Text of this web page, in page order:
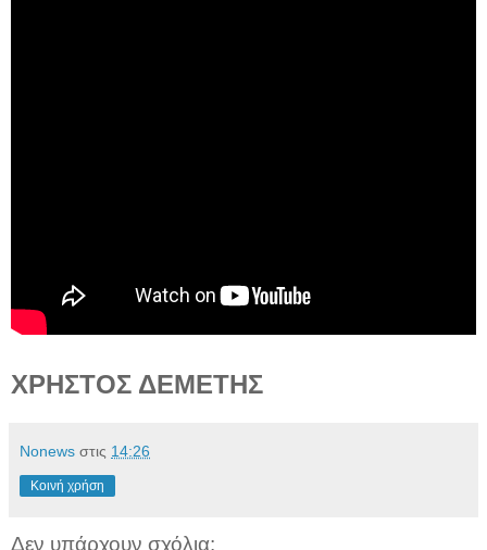
ΧΡΗΣΤΟΣ ΔΕΜΕΤΗΣ
Νonews στις 14:26
Κοινή χρήση
Δεν υπάρχουν σχόλια: